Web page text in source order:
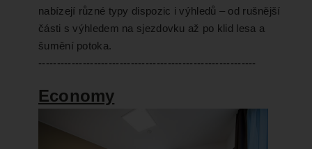
nabízejí různé typy dispozic i výhledů – od rušnější
části s výhledem na sjezdovku až po klid lesa a
šumění potoka.
-----------------------------------------------------------
Economy